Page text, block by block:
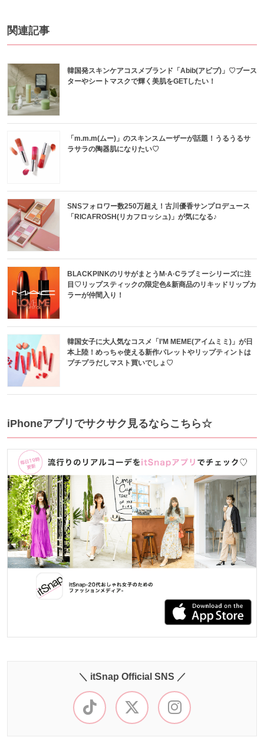
関連記事
韓国発スキンケアコスメブランド「Abib(アビブ)」♡ブース
ターやシートマスクで輝く美肌をGETしたい！
「m.m.m(ムー)」のスキンスムーザーが話題！うるうるサ
ラサラの陶器肌になりたい♡
SNSフォロワー数250万超え！古川優香サンプロデュース
「RICAFROSH(リカフロッシュ)」が気になる♪
BLACKPINKのリサがまとうM·A·Cラブミーシリーズに注
目♡リップスティックの限定色&新商品のリキッドリップカ
ラーが仲間入り！
韓国女子に大人気なコスメ「I’M MEME(アイムミミ)」が日
本上陸！めっちゃ使える新作パレットやリップティントは
プチプラだしマスト買いでしょ♡
iPhoneアプリでサクサク見るならこちら☆
＼ itSnap Official SNS ／